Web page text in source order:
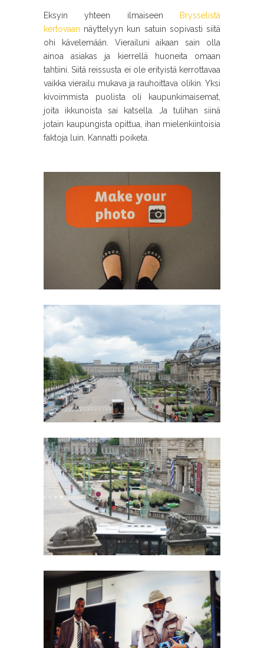
Eksyin yhteen ilmaiseen
Brysselistä
kertovaan näyttelyyn kun satuin sopivasti siitä
ohi kävelemään. Vierailuni aikaan sain olla
ainoa asiakas ja kierrellä huoneita omaan
tahtiini. Siitä reissusta ei ole erityistä kerrottavaa
vaikka vierailu mukava ja rauhoittava olikin. Yksi
kivoimmista puolista oli kaupunkimaisemat,
joita ikkunoista sai katsella. Ja tulihan siinä
jotain kaupungista opittua, ihan mielenkiintoisia
faktoja luin. Kannatti poiketa.